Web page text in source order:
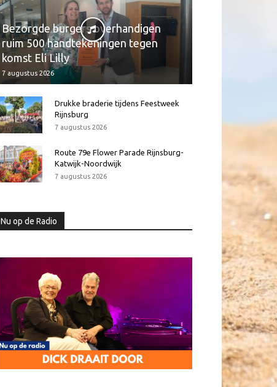
Bezorgde burgers overhandigen
ruim 500 handtekeningen tegen
komst Eli Lilly
7 augustus 2026
Drukke braderie tijdens Feestweek
Rijnsburg
7 augustus 2026
Route 79e Flower Parade Rijnsburg-
Katwijk-Noordwijk
7 augustus 2026
Nu op de Radio